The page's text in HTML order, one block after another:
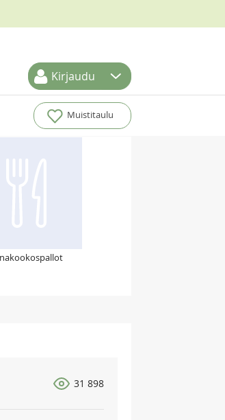
Kirjaudu
Muistitaulu
31 898